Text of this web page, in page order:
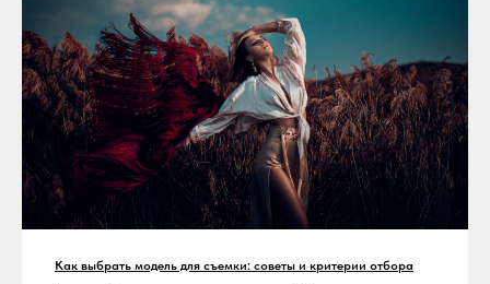
Как выбрать модель для съемки: советы и критерии отбора